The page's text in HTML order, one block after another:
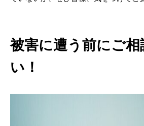
被害に遭う前にご相
い！